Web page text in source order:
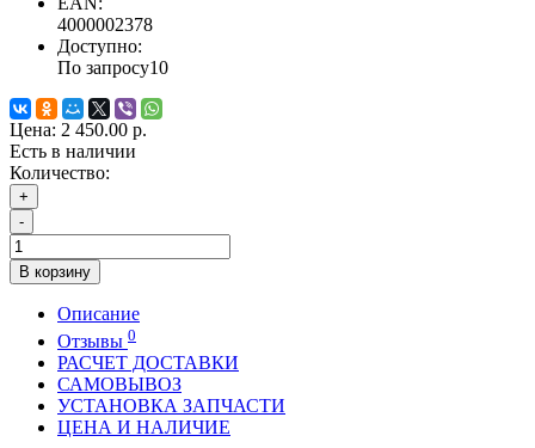
4000002378
Доступно:
По запросу10
Цена: 2 450.00 р.
Есть в наличии
Количество:
+
-
В корзину
Описание
Отзывы 0
РАСЧЕТ ДОСТАВКИ
САМОВЫВОЗ
УСТАНОВКА ЗАПЧАСТИ
ЦЕНА И НАЛИЧИЕ